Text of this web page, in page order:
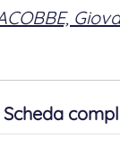
Scheda